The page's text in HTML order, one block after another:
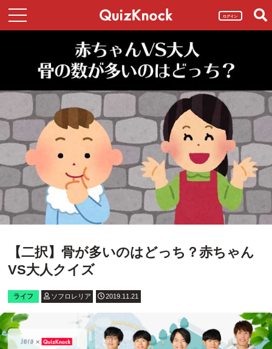
ログイン
【二択】骨が多いのはどっち？赤ちゃん
VS大人クイズ
ライフ ソフロレリア 2019.11.21